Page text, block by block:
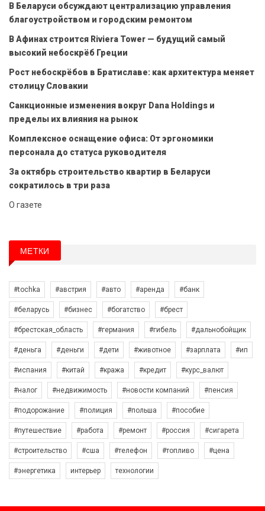
В Беларуси обсуждают централизацию управления
благоустройством и городским ремонтом
В Афинах строится Riviera Tower — будущий самый
высокий небоскрёб Греции
Рост небоскрёбов в Братиславе: как архитектура меняет
столицу Словакии
Санкционные изменения вокруг Dana Holdings и
пределы их влияния на рынок
Комплексное оснащение офиса: От эргономики
персонала до статуса руководителя
За октябрь строительство квартир в Беларуси
сократилось в три раза
О газете
МЕТКИ
#tochka #австрия #авто #аренда #банк
#беларусь #бизнес #богатство #брест
#брестская_область #германия #гибель #дальнобойщик
#деньга #деньги #дети #животное #зарплата #ип
#испания #китай #кража #кредит #курс_валют
#налог #недвижимость #новости компаний #пенсия
#подорожание #полиция #польша #пособие
#путешествие #работа #ремонт #россия #сигарета
#строительство #сша #телефон #топливо #цена
#энергетика интерьер технологии